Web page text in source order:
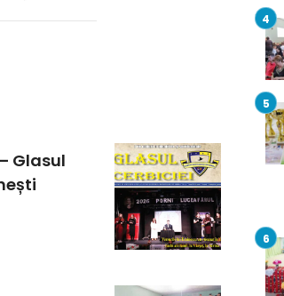
Glasul